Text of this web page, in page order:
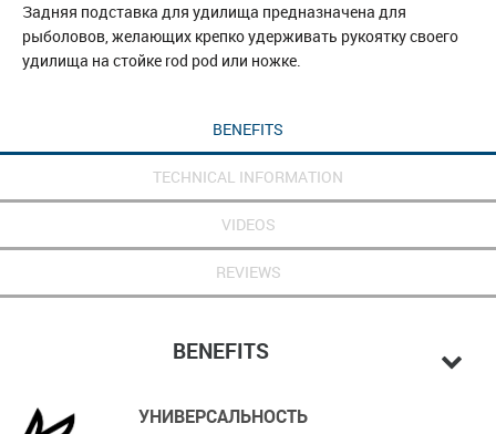
Задняя подставка для удилища предназначена для
рыболовов, желающих крепко удерживать рукоятку своего
удилища на стойке rod pod или ножке.
BENEFITS
TECHNICAL INFORMATION
VIDEOS
REVIEWS
BENEFITS
УНИВЕРСАЛЬНОСТЬ